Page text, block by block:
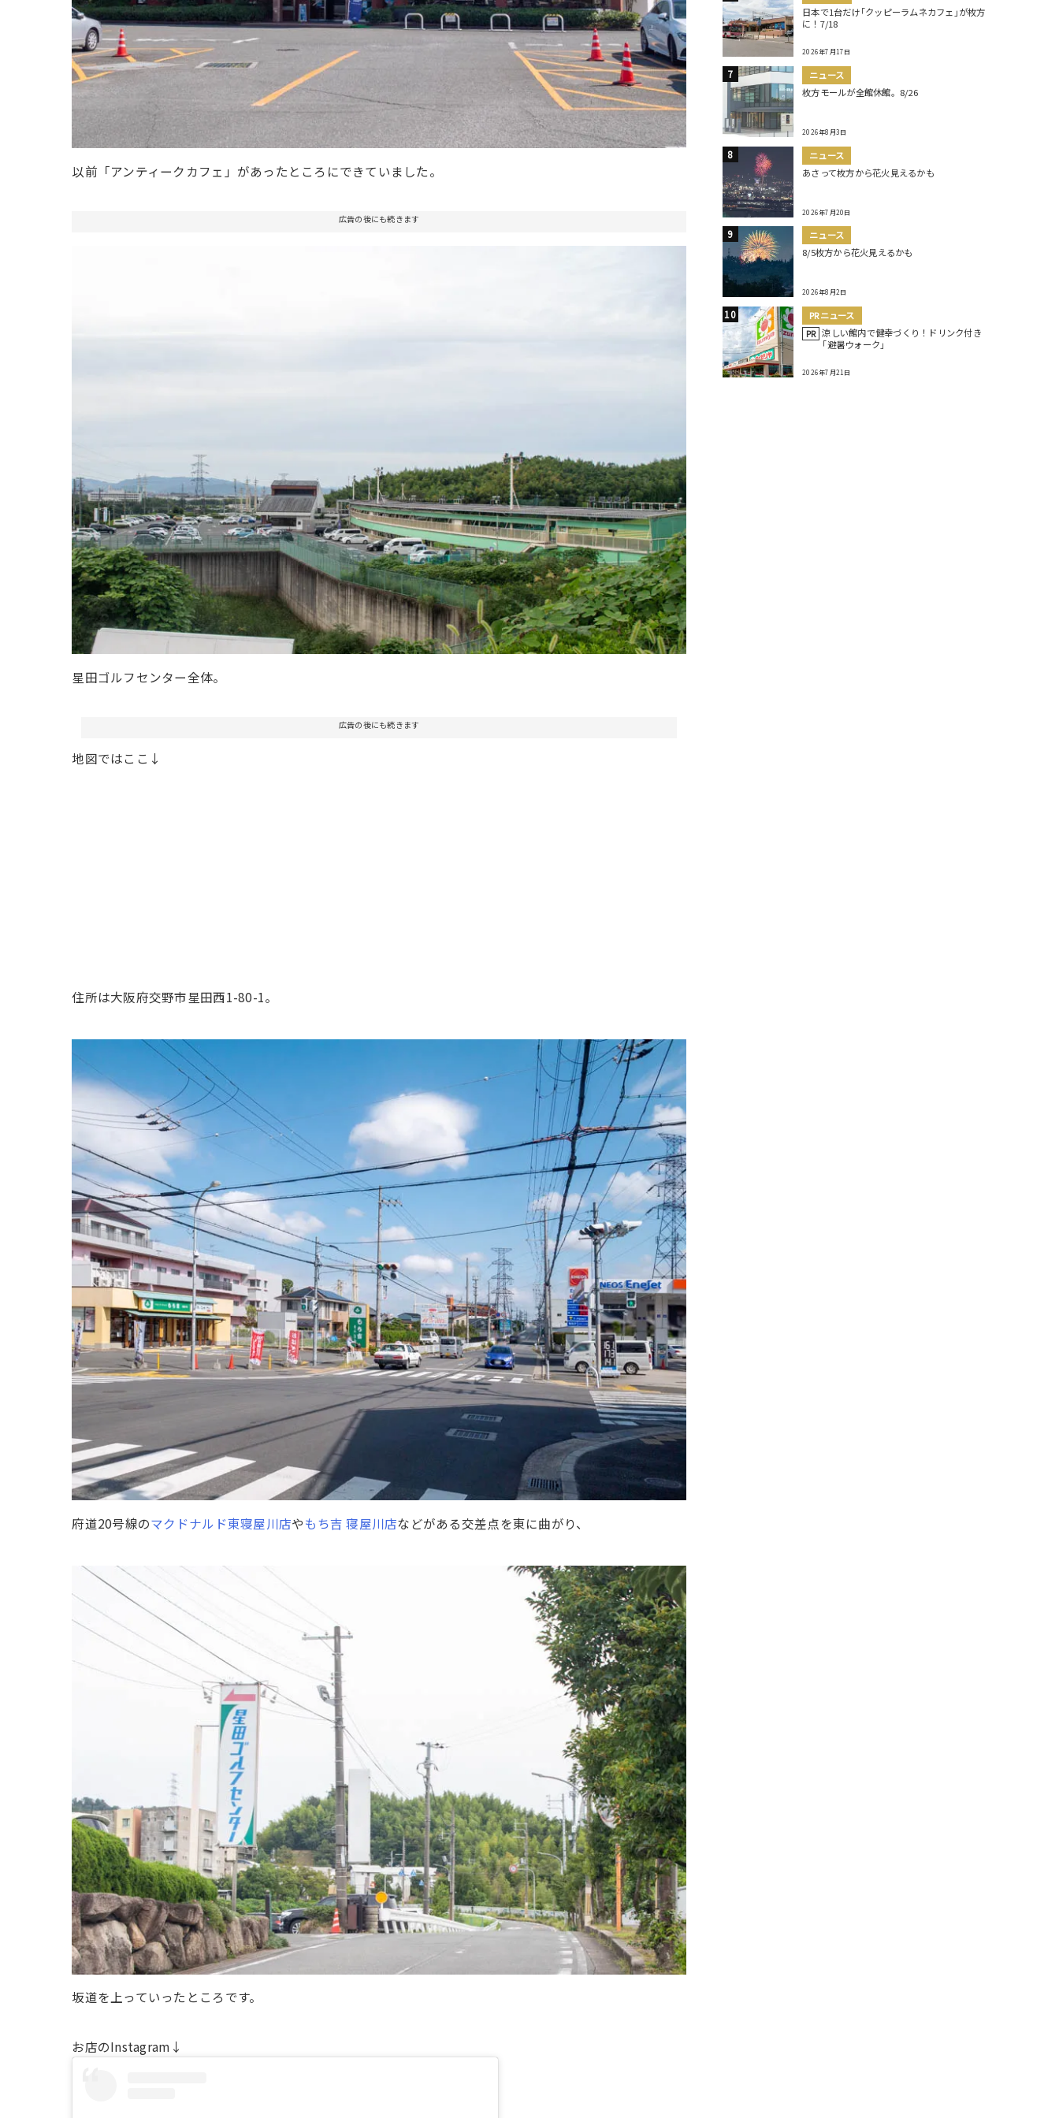
以前「アンティークカフェ」があったところにできていました。
広告の後にも続きます
星田ゴルフセンター全体。
広告の後にも続きます
地図ではここ↓
住所は大阪府交野市星田西1-80-1。
府道20号線のマクドナルド東寝屋川店やもち吉 寝屋川店などがある交差点を東に曲がり、
坂道を上っていったところです。
お店のInstagram↓
日本で1台だけ｢クッピーラムネカフェ｣が枚方
に！7/18
2026年7月17日
ニュース
枚方モールが全館休館。8/26
2026年8月3日
ニュース
あさって枚方から花火見えるかも
2026年7月20日
ニュース
8/5枚方から花火見えるかも
2026年8月2日
PRニュース
PR 涼しい館内で健幸づくり！ドリンク付き
｢避暑ウォーク｣
2026年7月21日